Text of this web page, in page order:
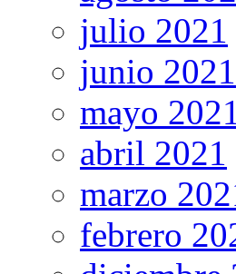
julio 2021
junio 2021
mayo 2021
abril 2021
marzo
febrero